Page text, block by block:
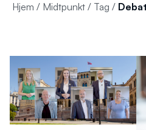
Hjem / Midtpunkt / Tag /